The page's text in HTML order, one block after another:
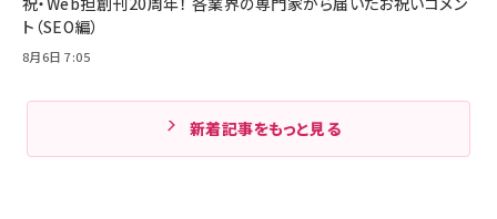
ト（SEO編）
8月6日 7:05
新着記事をもっと見る